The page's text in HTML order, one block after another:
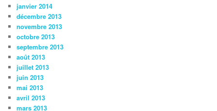
janvier 2014
décembre 2013
novembre 2013
octobre 2013
septembre 2013
août 2013
juillet 2013
juin 2013
mai 2013
avril 2013
mars 2013